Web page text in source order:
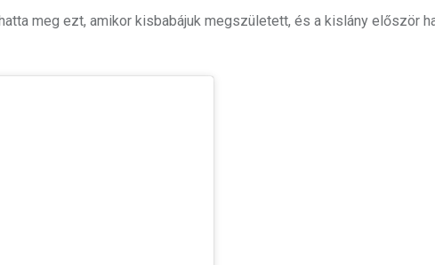
meg ezt, amikor kisbabájuk megszületett, és a kislány először